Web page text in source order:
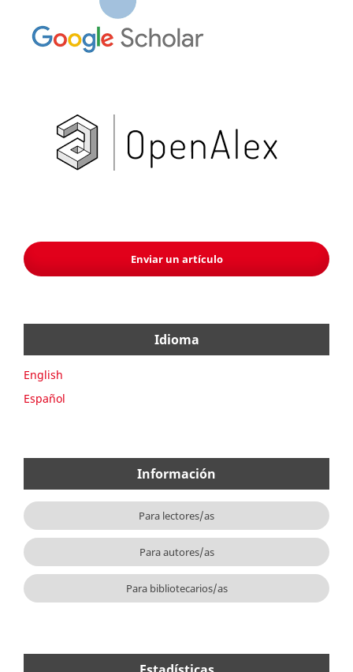
Enviar un artículo
Idioma
English
Español
Información
Para lectores/as
Para autores/as
Para bibliotecarios/as